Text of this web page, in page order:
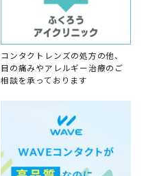
コンタクトレンズの処方の他、
目の痛みやアレルギー治療のご
相談を承っております